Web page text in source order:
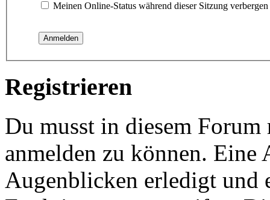
Meinen Online-Status während dieser Sitzung verbergen
Registrieren
Du musst in diesem
anmelden zu können.
Augenblicken erledigt und